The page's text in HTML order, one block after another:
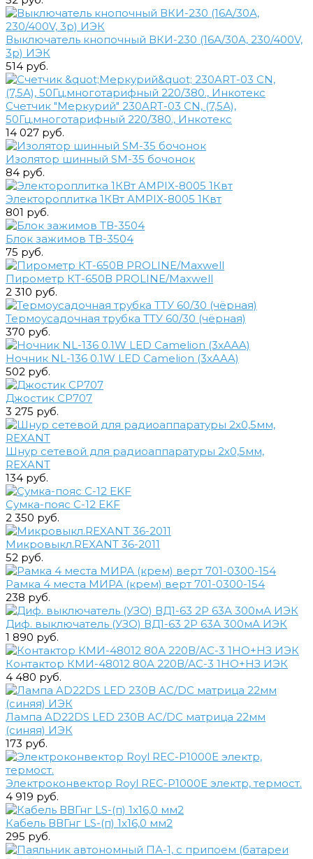
Выключатель кнопочный ВКИ-230 (16А/30А, 230/400V,
3р) ИЭК
514 руб.
Счетчик "Меркурий" 230ART-03 CN, (7,5А),
50Гц,многотарифный 220/380., Инкотекс
14 027 руб.
Изолятор шинный SM-35 бочонок
84 руб.
Электороплитка 1КВт AMPIX-8005 1Квт
801 руб.
Блок зажимов ТВ-3504
75 руб.
Пирометр КТ-650В PROLINE/Maxwell
2 310 руб.
Термоусадочная трубка ТТУ 60/30 (чёрная)
370 руб.
Ночник NL-136 0.1W LED Camelion (3хAAA)
502 руб.
Джостик CP707
3 275 руб.
Шнур сетевой для радиоаппаратуры 2х0,5мм,
REXANT
134 руб.
Сумка-пояс С-12 EKF
2 350 руб.
Микровыкл.REXANT 36-2011
52 руб.
Рамка 4 места МИРА (крем) верт 701-0300-154
238 руб.
Диф. выключатель (УЗО) ВД1-63 2Р 63А 300мА ИЭК
1 890 руб.
Контактор КМИ-48012 80А 220В/АС-3 1НО+НЗ ИЭК
4 480 руб.
Лампа AD22DS LED 230В AC/DC матрица 22мм
(синяя) ИЭК
173 руб.
Электроконвектор Royl REC-Р1000Е электр, термост.
4 919 руб.
Кабель ВВГнг LS-(п) 1х16,0 мм2
295 руб.